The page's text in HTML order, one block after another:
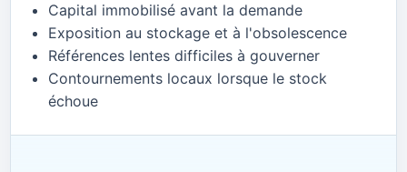
Capital immobilisé avant la demande
Exposition au stockage et à l'obsolescence
Références lentes difficiles à gouverner
Contournements locaux lorsque le stock
échoue